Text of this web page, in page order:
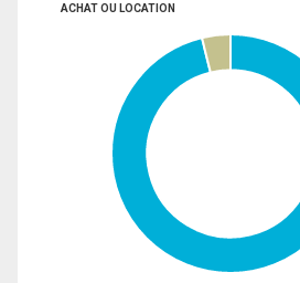
ACHAT OU LOCATION